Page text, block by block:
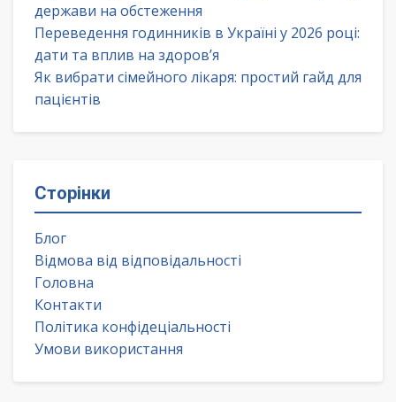
держави на обстеження
Переведення годинників в Україні у 2026 році:
дати та вплив на здоров’я
Як вибрати сімейного лікаря: простий гайд для
пацієнтів
Сторінки
Блог
Відмова від відповідальності
Головна
Контакти
Політика конфідеціальності
Умови використання